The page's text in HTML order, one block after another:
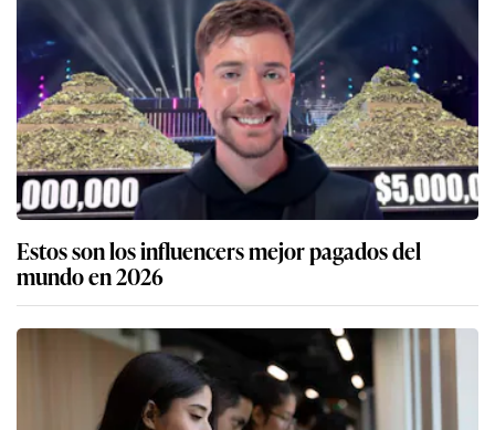
Estos son los influencers mejor pagados del
mundo en 2026